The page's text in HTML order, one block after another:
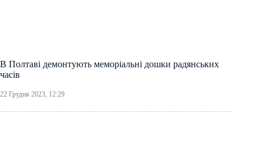
В Полтаві демонтують меморіальні дошки радянських
часів
22 Грудня 2023, 12:29